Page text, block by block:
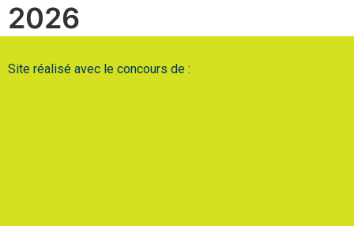
2026
Site réalisé avec le concours de :